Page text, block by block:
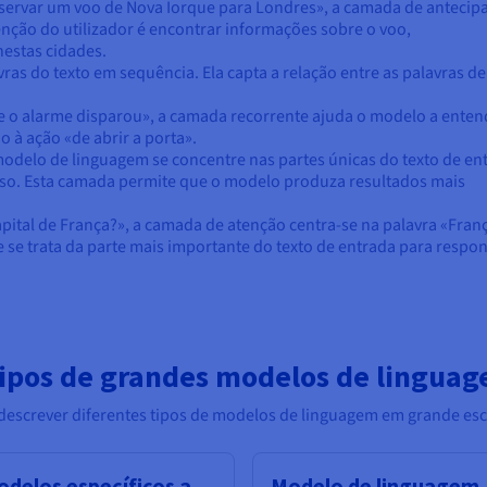
um voo de Nova Iorque para Londres», a camada de
do utilizador é encontrar informações sobre o voo,
cidades.
do texto em sequência. Ela capta a relação entre as palavras
o alarme disparou», a camada recorrente ajuda o modelo a
à ação «de abrir a porta».
de linguagem se concentre nas partes únicas do texto de
Esta camada permite que o modelo produza resultados mais
de França?», a camada de atenção centra-se na palavra
trata da parte mais importante do texto de entrada para
de grandes modelos de
diferentes tipos de modelos de linguagem em grande